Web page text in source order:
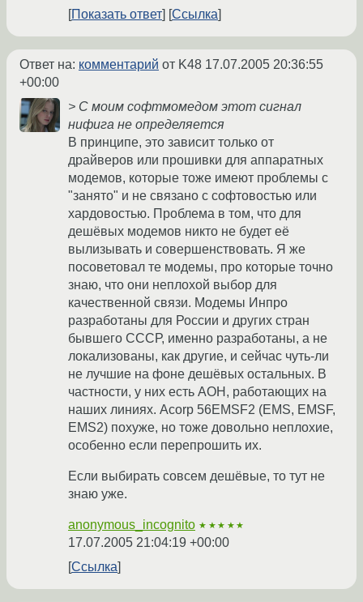
Показать ответ
Ссылка
Ответ на: комментарий от K48 17.07.2005 20:36:55
+00:00
> С моим софтмомедом этот сигнал
нифига не определяется
В принципе, это зависит только от
драйверов или прошивки для аппаратных
модемов, которые тоже имеют проблемы с
"занято" и не связано с софтовостью или
хардовостью. Проблема в том, что для
дешёвых модемов никто не будет её
вылизывать и совершенствовать. Я же
посоветовал те модемы, про которые точно
знаю, что они неплохой выбор для
качественной связи. Модемы Инпро
разработаны для России и других стран
бывшего СССР, именно разработаны, а не
локализованы, как другие, и сейчас чуть-ли
не лучшие на фоне дешёвых остальных. В
частности, у них есть АОН, работающих на
наших линиях. Acorp 56EMSF2 (EMS, EMSF,
EMS2) похуже, но тоже довольно неплохие,
особенно если перепрошить их.
Если выбирать совсем дешёвые, то тут не
знаю уже.
anonymous_incognito ★★★★★
17.07.2005 21:04:19 +00:00
Ссылка